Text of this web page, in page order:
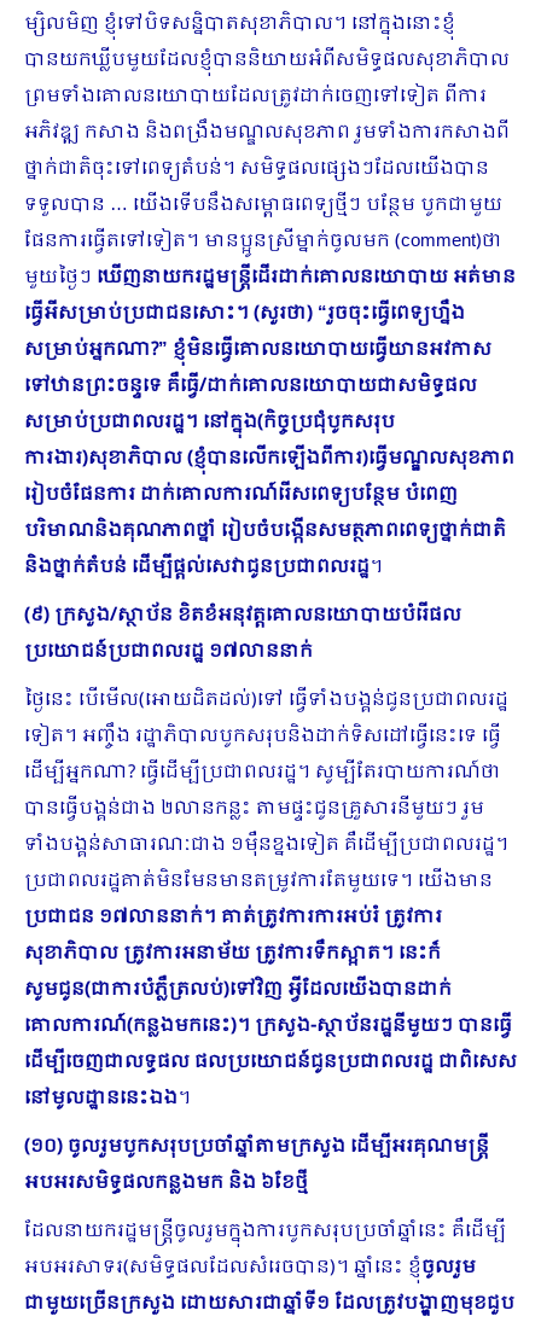
ម្សិលមិញ ខ្ញុំទៅបិទសន្និបាតសុខាភិបាល។ នៅក្នុងនោះខ្ញុំ
បានយកឃ្លីបមួយដែលខ្ញុំបាននិយាយអំពីសមិទ្ធផលសុខាភិបាល
ព្រមទាំងគោលនយោបាយដែលត្រូវដាក់ចេញទៅទៀត ពីការ
អភិវឌ្ឍ កសាង និងពង្រឹងមណ្ឌលសុខភាព រួមទាំងការកសាងពី
ថ្នាក់ជាតិចុះទៅពេទ្យតំបន់។ សមិទ្ធផលផ្សេងៗដែលយើងបាន
ទទួលបាន … យើងទើបនឹងសម្ពោធពេទ្យថ្មីៗ បន្ថែម បូកជាមួយ
ផែនការធ្វើតទៅទៀត។ មានប្អូនស្រីម្នាក់ចូលមក (comment)ថា
មួយថ្ងៃៗ ឃើញនាយករដ្ឋមន្រ្តីដើរដាក់គោលនយោបាយ អត់មាន
ធ្វើអីសម្រាប់ប្រជាជនសោះ។ (សួរថា) “រួចចុះធ្វើពេទ្យហ្នឹង
សម្រាប់អ្នកណា?” ខ្ញុំមិនធ្វើគោលនយោបាយធ្វើយានអវកាស
ទៅឋានព្រះចន្ទទេ គឺធ្វើ/ដាក់គោលនយោបាយជាសមិទ្ធផល
សម្រាប់ប្រជាពលរដ្ឋ។ នៅក្នុង(កិច្ចប្រជុំបូកសរុប
ការងារ)សុខាភិបាល (ខ្ញុំបានលើកឡើងពីការ)ធ្វើមណ្ឌលសុខភាព
រៀបចំផែនការ ដាក់គោលការណ៍រើសពេទ្យបន្ថែម បំពេញ
បរិមាណនិងគុណភាពថ្នាំ រៀបចំបង្កើនសមត្ថភាពពេទ្យថ្នាក់ជាតិ
និងថ្នាក់តំបន់ ដើម្បីផ្ដល់សេវាជូនប្រជាពលរដ្ឋ។
(៩) ក្រសួង/ស្ថាប័ន ខិតខំអនុវត្តគោលនយោបាយបំរើផល
ប្រយោជន៍ប្រជាពលរដ្ឋ ១៧លាននាក់
ថ្ងៃនេះ បើមើល(អោយដិតដល់)ទៅ ធ្វើទាំងបង្គន់ជូនប្រជាពលរដ្ឋ
ទៀត។ អញ្ចឹង រដ្ឋាភិបាលបូកសរុបនិងដាក់ទិសដៅធ្វើនេះទេ ធ្វើ
ដើម្បីអ្នកណា? ធ្វើដើម្បីប្រជាពលរដ្ឋ។ សូម្បីតែរបាយការណ៍ថា
បានធ្វើបង្គន់ជាង ២លានកន្លះ តាមផ្ទះជូនគ្រួសារនីមួយៗ រួម
ទាំងបង្គន់សាធារណៈជាង ១ម៉ឺនខ្នងទៀត គឺដើម្បីប្រជាពលរដ្ឋ។
ប្រជាពលរដ្ឋគាត់មិនមែនមានតម្រូវការតែមួយទេ។ យើងមាន
ប្រជាជន ១៧លាននាក់។ គាត់ត្រូវការការអប់រំ ត្រូវការ
សុខាភិបាល ត្រូវការអនាម័យ ត្រូវការទឹកស្អាត។ នេះក៏
សូមជូន(ជាការបំភ្លឺត្រលប់)ទៅវិញ អ្វីដែលយើងបានដាក់
គោលការណ៍(កន្លងមកនេះ)។ ក្រសួង-ស្ថាប័នរដ្ឋនីមួយៗ បានធ្វើ
ដើម្បីចេញជាលទ្ធផល ផលប្រយោជន៍ជូនប្រជាពល​រដ្ឋ ជាពិសេស
នៅមូលដ្ឋាននេះឯង។
(១០) ចូលរួមបូកសរុបប្រចាំឆ្នាំតាមក្រសួង ដើម្បីអរគុណមន្ត្រី
អបអរសមិទ្ធផលកន្លងមក និង ៦ខែថ្មី
ដែលនាយករដ្ឋមន្រ្តីចូលរួមក្នុងការបូកសរុបប្រចាំឆ្នាំនេះ គឺដើម្បី
អបអរសាទរ(សមិទ្ធផលដែលសំរេចបាន)។ ឆ្នាំនេះ ខ្ញុំចូលរួម
ជាមួយច្រើនក្រសួង ដោយសារជាឆ្នាំទី១ ដែលត្រូវបង្ហាញមុខជួប